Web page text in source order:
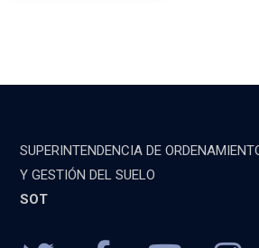
SUPERINTENDENCIA DE
Y GESTIÓN DEL SUELO
SOT